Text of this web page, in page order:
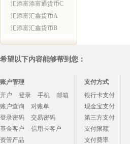
汇添富添富通货币C
汇添富汇鑫货币A
汇添富汇鑫货币B
希望以下内容能够帮到您：
账户管理
开户
登录 手机
邮箱
账户查询
对账单
登录密码
交易密码
基金客户
信用卡客户
资管产品
支付方式
银行卡支付
现金宝支付
第三方支付
支付限额
支付费率